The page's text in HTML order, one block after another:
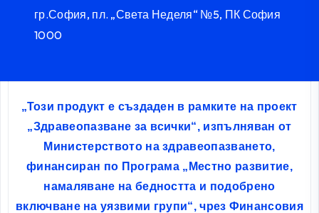
гр.София, пл. „Света Неделя“ №5, ПК София
1000
„Този продукт е създаден в рамките на проект
„Здравеопазване за всички“, изпълняван от
Министерството на здравеопазването,
финансиран по Програма „Местно развитие,
намаляване на бедността и подобрено
включване на уязвими групи“, чрез Финансовия